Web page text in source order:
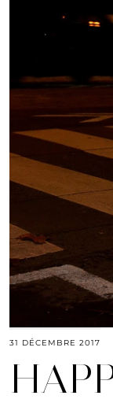
31 DÉCEMBRE 2017